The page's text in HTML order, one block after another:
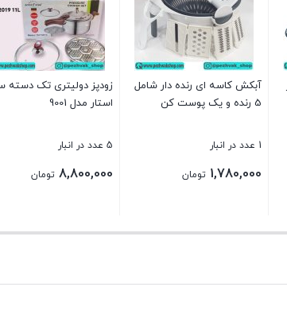
آبکش کاسه ای رنده دار شامل
5 رنده و یک پوست کن
1 عدد در انبار
1,780,000 تومان
زودپز دولیتری تک دسته
استار مدل 9001
5 عدد در انبار
8,800,000 تومان